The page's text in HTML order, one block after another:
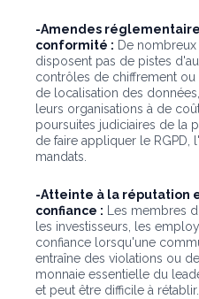
-Amendes
conformité : De
disposent pas de pistes
contrôles de chiffrement
de localisation des
leurs organisations à de
poursuites judiciaires de la
de faire appliquer le RGPD,
mandats.
-Atteinte à la réputation
confiance : Les membres
les investisseurs, les
confiance lorsqu'une
entraîne des violations ou
monnaie essentielle du
et peut être difficile à rétablir.